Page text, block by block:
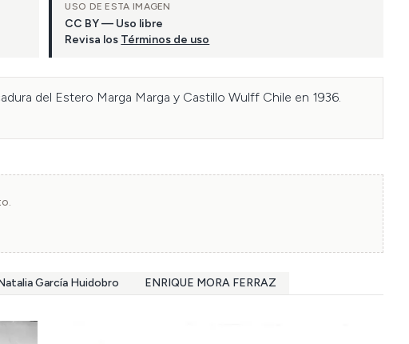
USO DE ESTA IMAGEN
CC BY — Uso libre
Revisa los Términos de uso
del Estero Marga Marga y Castillo Wulff Chile en 1936.
García Huidobro ENRIQUE MORA FERRAZ